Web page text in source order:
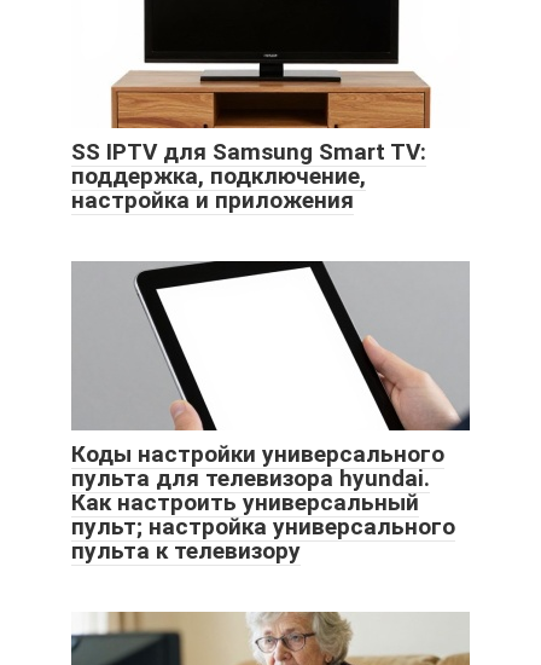
SS IPTV для Samsung Smart TV:
поддержка, подключение,
настройка и приложения
Коды настройки универсального
пульта для телевизора hyundai.
Как настроить универсальный
пульт; настройка универсального
пульта к телевизору